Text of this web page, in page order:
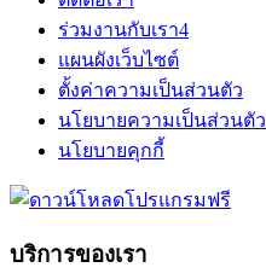
ร่วมงานกับเรา4
แผนผังเว็บไซต์
ตั้งค่าความเป็นส่วนตัว
นโยบายความเป็นส่วนตัว
นโยบายคุกกี้
บริการของเรา